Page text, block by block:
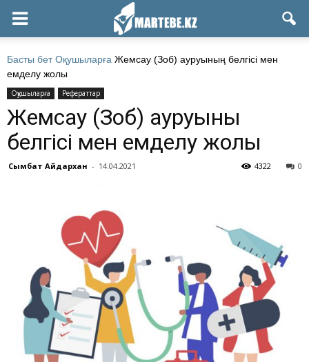
Басты бет Оқушыларға Жемсау (Зоб) ауруының белгісі мен
емделу жолы
Оқушыларға Рефераттар
Жемсау (Зоб) ауруының
белгісі мен емделу жолы
Сымбат Айдархан - 14.04.2021 0
4322